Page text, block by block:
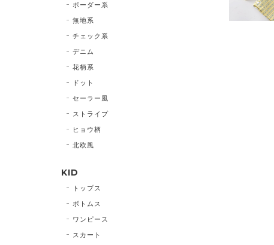
ボーダー系
無地系
チェック系
デニム
花柄系
ドット
セーラー風
ストライプ
ヒョウ柄
北欧風
KID
トップス
ボトムス
ワンピース
スカート